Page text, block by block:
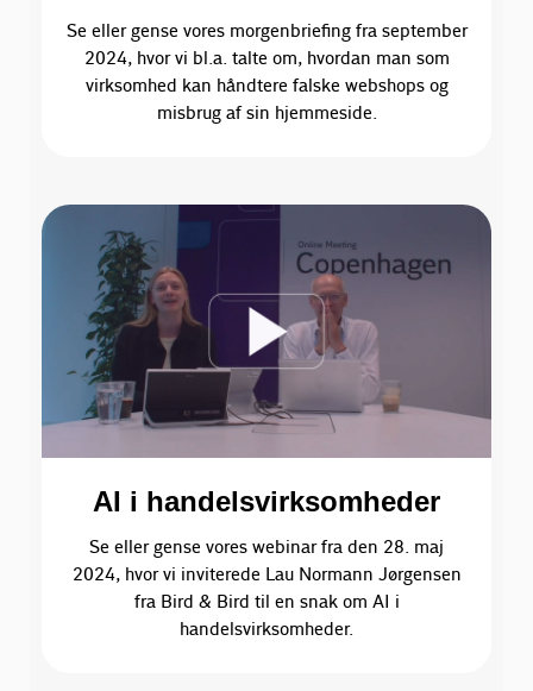
Se eller gense vores morgenbriefing fra september
2024, hvor vi bl.a. talte om, hvordan man som
virksomhed kan håndtere falske webshops og
misbrug af sin hjemmeside.
AI i handelsvirksomheder
Se eller gense vores webinar fra den 28. maj
2024, hvor vi inviterede Lau Normann Jørgensen
fra Bird & Bird til en snak om AI i
handelsvirksomheder.